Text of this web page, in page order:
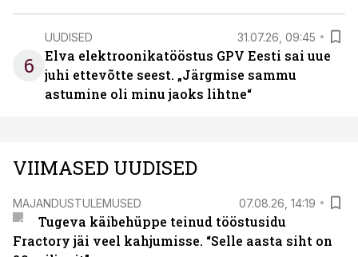
6
UUDISED 31.07.26, 09:45
Elva elektroonikatööstus GPV Eesti sai uue
juhi ettevõtte seest. „Järgmise sammu
astumine oli minu jaoks lihtne“
VIIMASED UUDISED
MAJANDUSTULEMUSED 07.08.26, 14:19
Tugeva käibehüppe teinud tööstusidu
Fractory jäi veel kahjumisse. “Selle aasta siht on